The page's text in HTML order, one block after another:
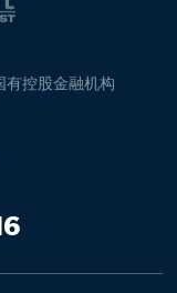
控股金融机构